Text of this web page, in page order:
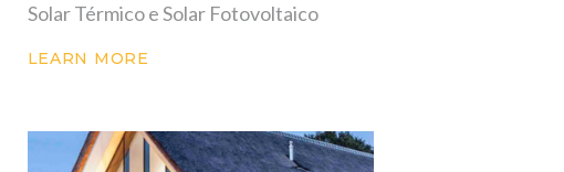
Solar Térmico e Solar Fotovoltaico
LEARN MORE